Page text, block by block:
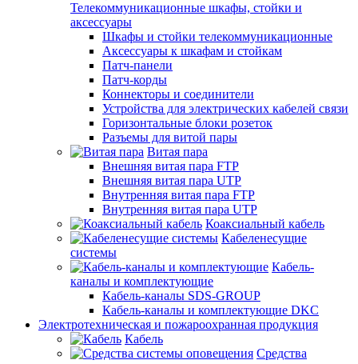
Телекоммуникационные шкафы, стойки и
аксессуары
Шкафы и стойки телекоммуникационные
Аксессуары к шкафам и стойкам
Патч-панели
Патч-корды
Коннекторы и соединители
Устройства для электрических кабелей связи
Горизонтальные блоки розеток
Разъемы для витой пары
Витая пара
Внешняя витая пара FTP
Внешняя витая пара UTP
Внутренняя витая пара FTP
Внутренняя витая пара UTP
Коаксиальный кабель
Кабеленесущие
системы
Кабель-
каналы и комплектующие
Кабель-каналы SDS-GROUP
Кабель-каналы и комплектующие DKC
Электротехническая и пожароохранная продукция
Кабель
Средства